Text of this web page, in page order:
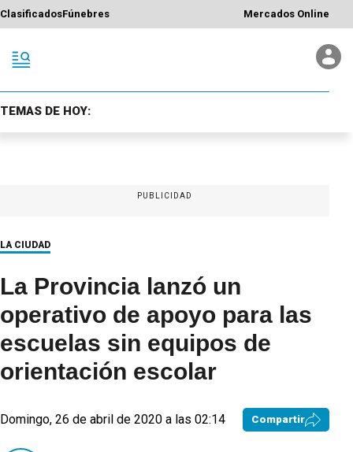
ClasificadosFúnebres Mercados Online
TEMAS DE HOY:
PUBLICIDAD
LA CIUDAD
La Provincia lanzó un
operativo de apoyo para las
escuelas sin equipos de
orientación escolar
Domingo, 26 de abril de 2020 a las 02:14 Compartir